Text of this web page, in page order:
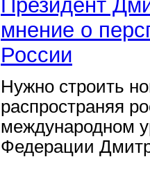
Президент
мнение о
России
Нужно строить
распространяя
международном
Федерации